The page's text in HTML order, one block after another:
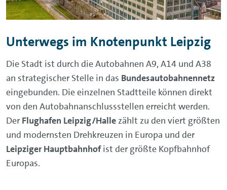
Unterwegs im Knotenpunkt Leipzig
Die Stadt ist durch die Autobahnen A9, A14 und A38
an strategischer Stelle in das Bundesautobahnennetz
eingebunden. Die einzelnen Stadtteile können direkt
von den Autobahnanschlussstellen erreicht werden.
Der Flughafen Leipzig/Halle zählt zu den viert größten
und modernsten Drehkreuzen in Europa und der
Leipziger Hauptbahnhofist der größte Kopfbahnhof
Europas.